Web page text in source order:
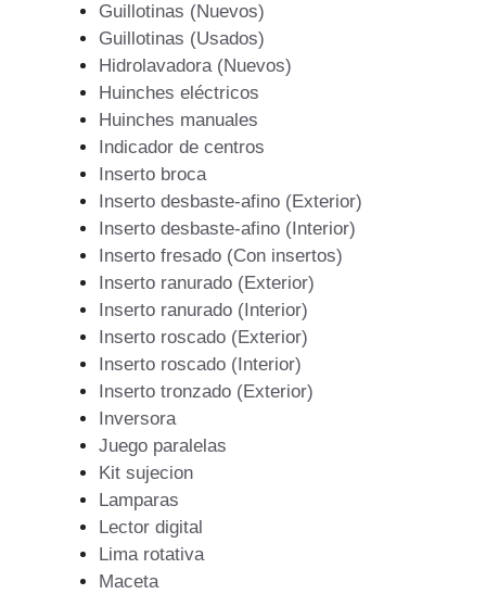
Guillotinas (Nuevos)
Guillotinas (Usados)
Hidrolavadora (Nuevos)
Huinches eléctricos
Huinches manuales
Indicador de centros
Inserto broca
Inserto desbaste-afino (Exterior)
Inserto desbaste-afino (Interior)
Inserto fresado (Con insertos)
Inserto ranurado (Exterior)
Inserto ranurado (Interior)
Inserto roscado (Exterior)
Inserto roscado (Interior)
Inserto tronzado (Exterior)
Inversora
Juego paralelas
Kit sujecion
Lamparas
Lector digital
Lima rotativa
Maceta